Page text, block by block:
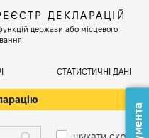
ДЕКЛАРАЦІЙ
держави або місцевого
СТАТИСТИЧНІ ДАНІ